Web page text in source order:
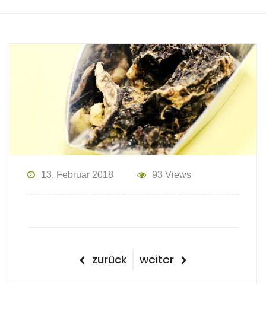
13. Februar 2018 93 Views
Beitragsnavigation
vorheriger
zurück
nächster
weiter